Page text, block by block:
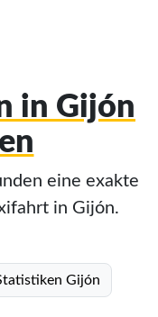
in Gijón
eine exakte
in Gijón.
Gijón